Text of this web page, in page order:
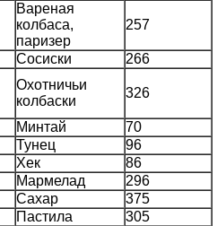
Вареная
колбаса,
паризер
257
Сосиски
266
Охотничьи
колбаски
326
Минтай
70
Тунец
96
Хек
86
Мармелад
296
Сахар
375
Пастила
305